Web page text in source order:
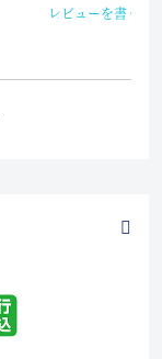
レビューを書く